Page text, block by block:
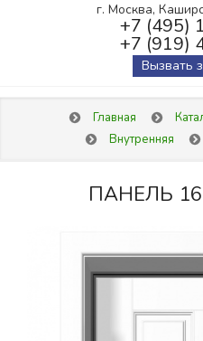
г. Москва,
+7 (495)
+7 (919)
Вызвать
Главная
Внутренняя
ПАНЕЛЬ